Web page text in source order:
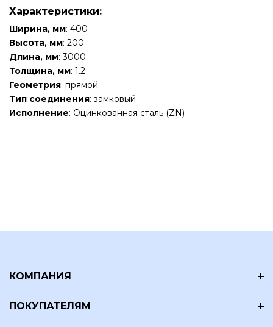
Характеристики:
Ширина, мм: 400
Высота, мм: 200
Длина, мм: 3000
Толщина, мм: 1.2
Геометрия: прямой
Тип соединения: замковый
Исполнение: Оцинкованная сталь (ZN)
КОМПАНИЯ
ПОКУПАТЕЛЯМ